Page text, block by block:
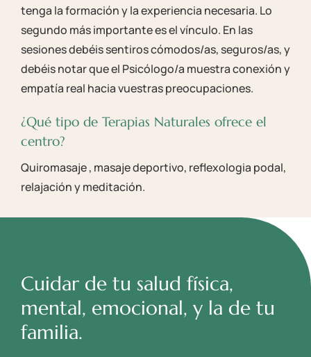
tenga la formación y la experiencia necesaria. Lo
segundo más importante es el vínculo. En las
sesiones debéis sentiros cómodos/as, seguros/as, y
debéis notar que el Psicólogo/a muestra conexión y
empatía real hacia vuestras preocupaciones.
¿Qué tipo de Terapias Naturales ofrece el
centro?
Quiromasaje , masaje deportivo, reflexologia podal,
relajación y meditación.
Cuidar de tu salud física,
mental, emocional, y la de tu
familia.